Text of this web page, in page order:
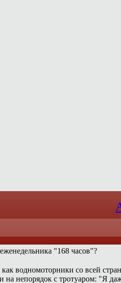
"168 часов"?
водномоторники со всей
на непорядок с тротуаром: "Я